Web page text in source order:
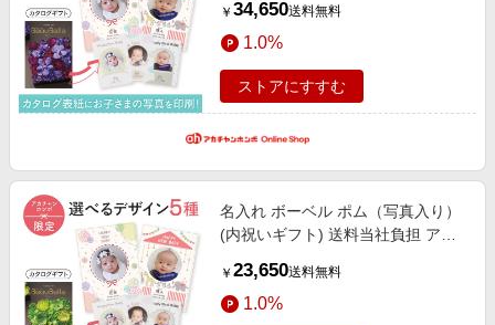
返しギフト 名入れギフト・顔写真
＋名入れギフト
￥ 34,650送料無料
1.0%
ストアにすすむ
名入れ ボーベル ポム（写真入り）
(内祝いギフト) 送料当社負担 アカ
ギフト 名入れギフト・顔写真＋名
入れギフト
￥ 23,650送料無料
1.0%